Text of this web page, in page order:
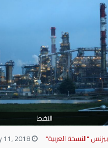
النفط
بيزنس "النسخة العربية"
February 11, 2018